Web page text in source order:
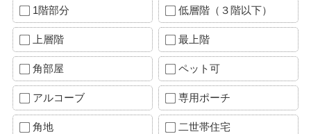
1階部分 低層階（３階以下）
上層階 最上階
角部屋 ペット可
アルコーブ 専用ポーチ
角地 二世帯住宅